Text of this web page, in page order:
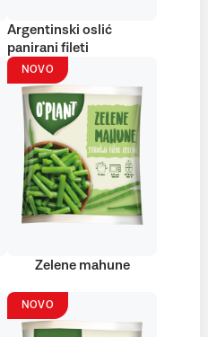
Argentinski oslić
panirani fileti
NOVO
Zelene mahune
NOVO